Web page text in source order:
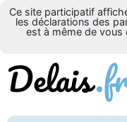
Ce site participatif
les déclarations des
est à même de vous